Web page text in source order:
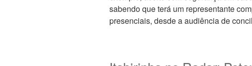
sabendo que terá um representante
presenciais, desde a audiência de